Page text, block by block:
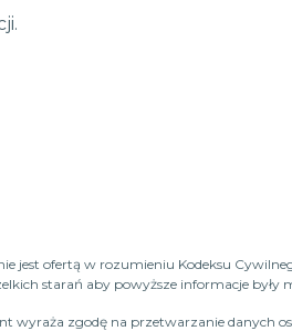
jest ofertą w rozumieniu Kodeksu
starań aby powyższe informacje były
wyraża zgodę na przetwarzanie danych